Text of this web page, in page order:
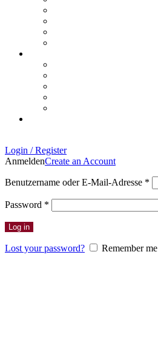
Login / Register
AnmeldenCreate an Account
Benutzername oder E-Mail-Adresse *
Password *
Log in
Lost your password? Remember me